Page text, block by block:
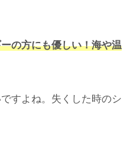
の方にも優しい！海や温
すよね。失くした時のシ